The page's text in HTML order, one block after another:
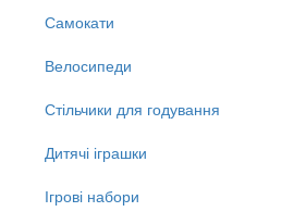
Самокати
Велосипеди
Стільчики для годування
Дитячі іграшки
Ігрові набори